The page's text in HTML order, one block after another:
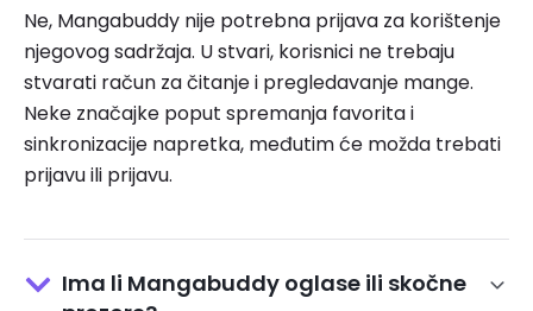
Ne, Mangabuddy nije potrebna prijava za korištenje
njegovog sadržaja. U stvari, korisnici ne trebaju
stvarati račun za čitanje i pregledavanje mange.
Neke značajke poput spremanja favorita i
sinkronizacije napretka, međutim će možda trebati
prijavu ili prijavu.
Ima li Mangabuddy oglase ili skočne